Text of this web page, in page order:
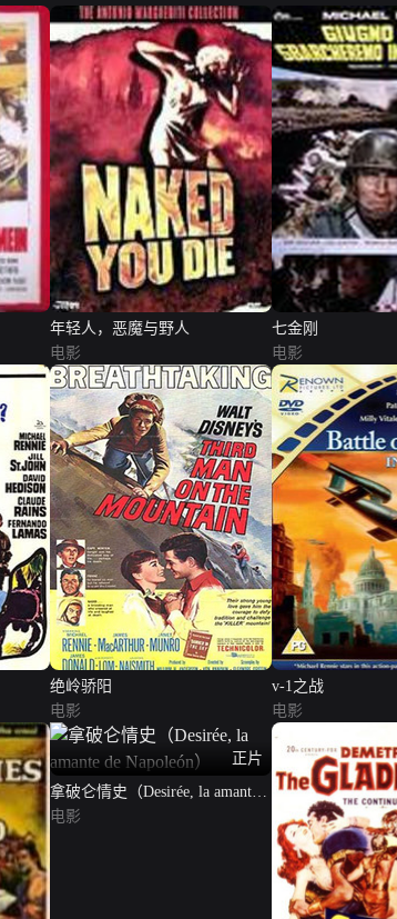
年轻人，恶魔与野人
电影
七金刚
电影
绝岭骄阳
电影
v-1之战
电影
正片
拿破仑情史（Desirée, la amante
de Napoleón）
电影